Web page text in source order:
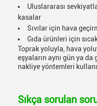
Uluslararası
kasalar
Sıvılar için hava
Gıda ürünleri için
Toprak yoluyla, hava
eşyaların aynı gün ya
nakliye yöntemleri
Sıkça sorulan